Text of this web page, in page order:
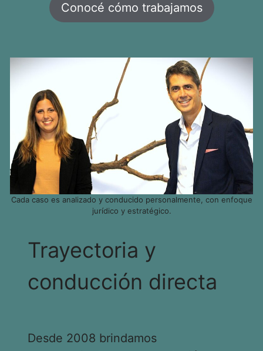
Conocé cómo trabajamos
Cada caso es analizado y conducido personalmente, con enfoque
jurídico y estratégico.
Trayectoria y
conducción directa
Desde 2008 brindamos